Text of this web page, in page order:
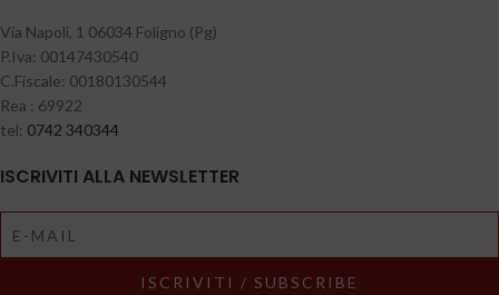
Via Napoli, 1 06034 Foligno (Pg)
P.Iva: 00147430540
C.Fiscale: 00180130544
Rea : 69922
tel: 0742 340344
ISCRIVITI ALLA NEWSLETTER